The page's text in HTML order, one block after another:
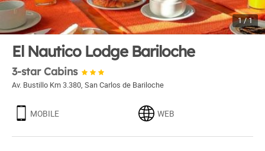
1 / 1
El Nautico Lodge Bariloche
3-star Cabins
Av. Bustillo Km 3.380, San Carlos de Bariloche
MOBILE WEB